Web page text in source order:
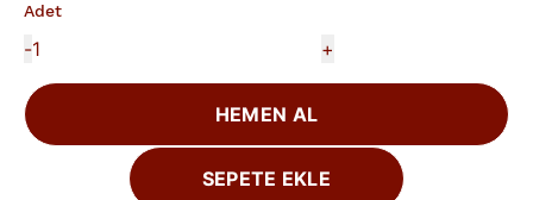
Adet
- +
HEMEN AL
SEPETE EKLE